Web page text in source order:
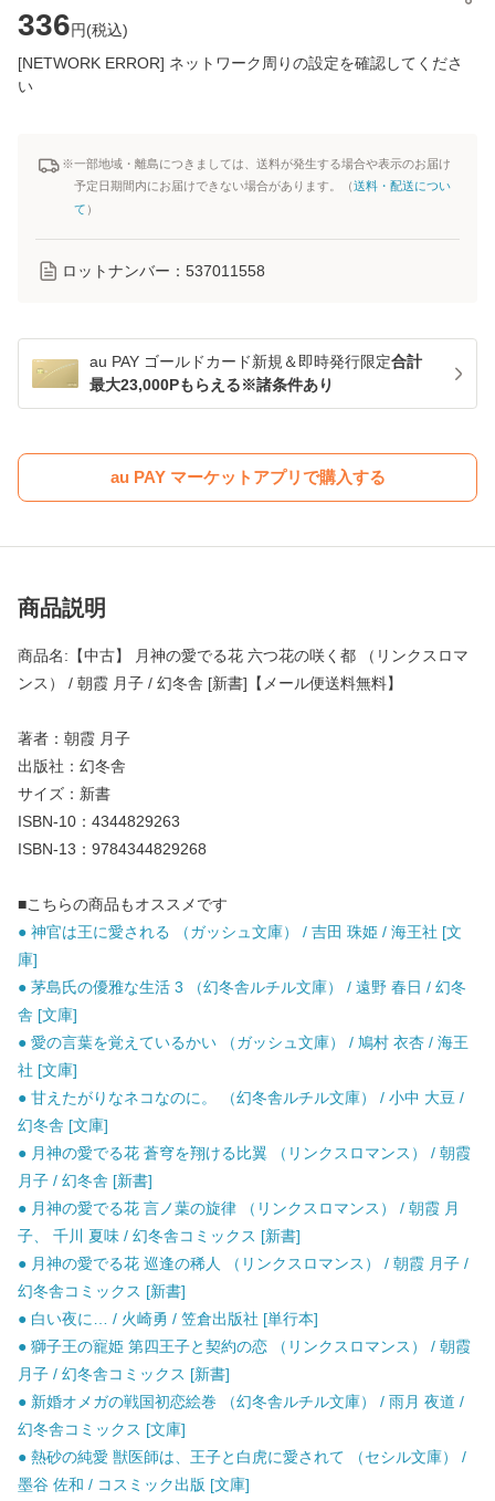
336円(税込)
[NETWORK ERROR] ネットワーク周りの設定を確認してくださ
い
※一部地域・離島につきましては、送料が発生する場合や表示のお届け
予定日期間内にお届けできない場合があります。（送料・配送につい
て ）
ロットナンバー： 537011558
au PAY ゴールドカード新規＆即時発行限定合計
最大23,000Pもらえる※諸条件あり
au PAY マーケットアプリで購入する
商品説明
商品名:【中古】 月神の愛でる花 六つ花の咲く都 （リンクスロマ
ンス） / 朝霞 月子 / 幻冬舎 [新書]【メール便送料無料】
著者：朝霞 月子
出版社：幻冬舎
サイズ：新書
ISBN-10：4344829263
ISBN-13：9784344829268
■こちらの商品もオススメです
● 神官は王に愛される （ガッシュ文庫） / 吉田 珠姫 / 海王社 [文
庫]
● 茅島氏の優雅な生活 3 （幻冬舎ルチル文庫） / 遠野 春日 / 幻冬
舎 [文庫]
● 愛の言葉を覚えているかい （ガッシュ文庫） / 鳩村 衣杏 / 海王
社 [文庫]
● 甘えたがりなネコなのに。 （幻冬舎ルチル文庫） / 小中 大豆 /
幻冬舎 [文庫]
● 月神の愛でる花 蒼穹を翔ける比翼 （リンクスロマンス） / 朝霞
月子 / 幻冬舎 [新書]
● 月神の愛でる花 言ノ葉の旋律 （リンクスロマンス） / 朝霞 月
子、 千川 夏味 / 幻冬舎コミックス [新書]
● 月神の愛でる花 巡逢の稀人 （リンクスロマンス） / 朝霞 月子 /
幻冬舎コミックス [新書]
● 白い夜に… / 火崎勇 / 笠倉出版社 [単行本]
● 獅子王の寵姫 第四王子と契約の恋 （リンクスロマンス） / 朝霞
月子 / 幻冬舎コミックス [新書]
● 新婚オメガの戦国初恋絵巻 （幻冬舎ルチル文庫） / 雨月 夜道 /
幻冬舎コミックス [文庫]
● 熱砂の純愛 獣医師は、王子と白虎に愛されて （セシル文庫） /
墨谷 佐和 / コスミック出版 [文庫]